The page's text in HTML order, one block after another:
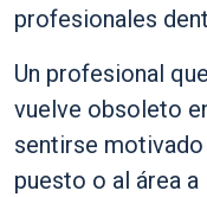
profesionales
Un profesional
vuelve obsoleto
sentirse motivado
puesto o al área